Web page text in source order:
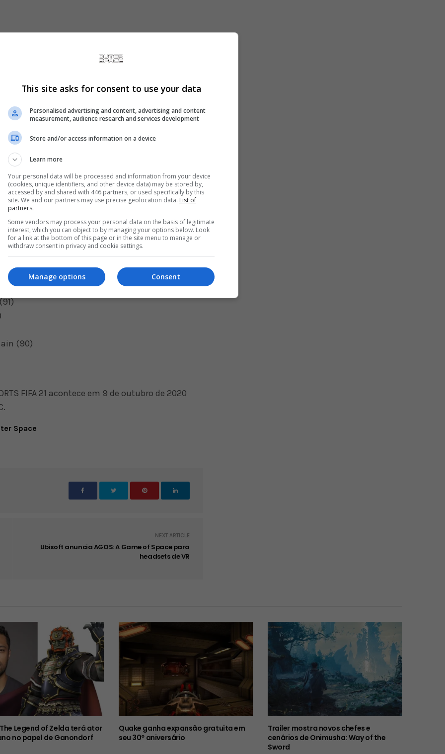
. Além de Neymar Jr., os outros
Ederson, Roberto Firmino, Fabinho,
parte da Campanha Coletivo das Notas. A
entre os fãs conforme as pistas sobre notas
nos próximos dias.
nota geral do FIFA 21:
(92)
(91)
(91)
(90)
FIFA 21 acontece em 9 de outubro de 2020
Space
NEXT ARTICLE
Ubisoft anuncia AGOS: A Game of Space para
headsets de VR
Legend of Zelda terá ator
no papel de Ganondorf
Quake ganha expansão gratuita em
seu 30º aniversário
Trailer mostra novos chefes e
cenários de Onimusha: Way of the
Sword
This site asks for consent to use your data
Personalised advertising and content, advertising and content
measurement, audience research and services development
Store and/or access information on a device
Learn more
Your personal data will be processed and information from your device
(cookies, unique identifiers, and other device data) may be stored by,
accessed by and shared with 446 partners, or used specifically by this
site. We and our partners may use precise geolocation data. List of
partners.
Some vendors may process your personal data on the basis of legitimate
interest, which you can object to by managing your options below. Look
for a link at the bottom of this page or in the site menu to manage or
withdraw consent in privacy and cookie settings.
Consent
Manage options